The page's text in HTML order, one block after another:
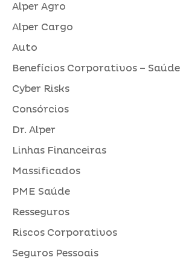
Alper Agro
Alper Cargo
Auto
Benefícios Corporativos – Saúde
Cyber Risks
Consórcios
Dr. Alper
Linhas Financeiras
Massificados
PME Saúde
Resseguros
Riscos Corporativos
Seguros Pessoais